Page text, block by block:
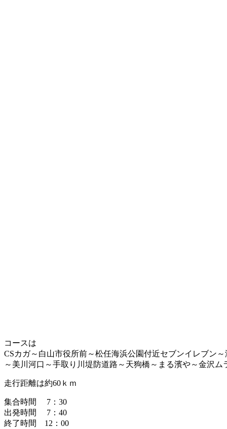
コースは
CSカガ～白山市役所前～松任海浜公園付近セブンイレブン
～美川河口～手取り川堤防道路～天狗橋～まる濱や～金沢ム
走行距離は約60ｋｍ
集合時間 7：30
出発時間 7：40
終了時間 12：00